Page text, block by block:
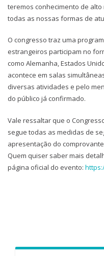
teremos conhecimento de
todas as nossas formas de
O congresso traz uma
estrangeiros participam no
como Alemanha, Estados
acontece em salas
diversas atividades e pelo
do público já confirmado.
Vale ressaltar que o
segue todas as medidas de
apresentação do
Quem quiser saber mais
página oficial do evento: